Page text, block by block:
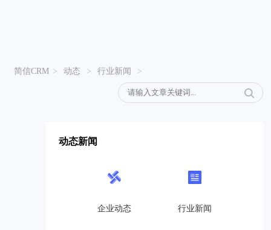
简信CRM > 动态 > 行业新闻 >
动态新闻
企业动态 行业新闻